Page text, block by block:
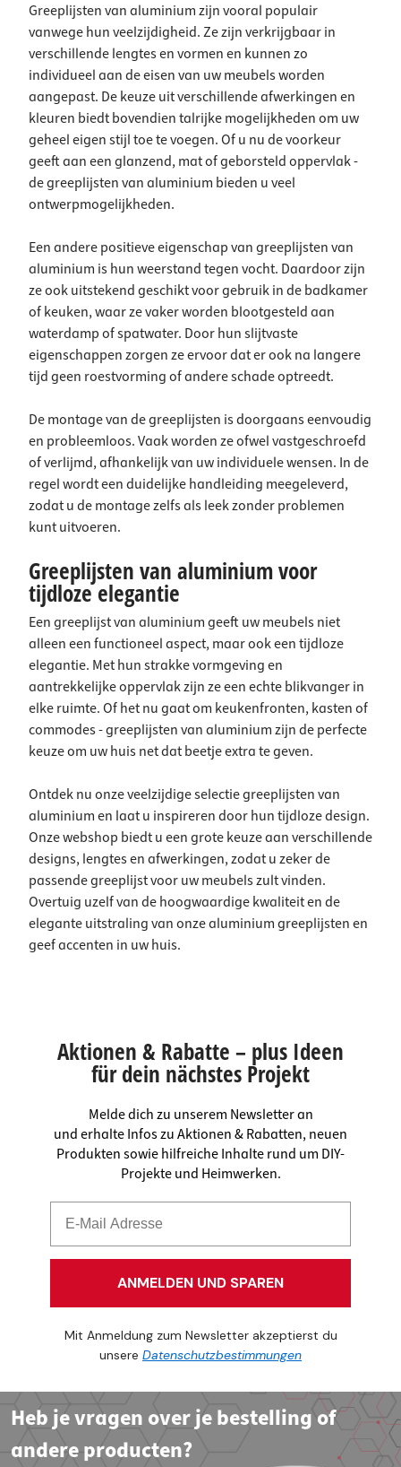
Greeplijsten van aluminium zijn vooral populair
vanwege hun veelzijdigheid. Ze zijn verkrijgbaar in
verschillende lengtes en vormen en kunnen zo
individueel aan de eisen van uw meubels worden
aangepast. De keuze uit verschillende afwerkingen en
kleuren biedt bovendien talrijke mogelijkheden om uw
geheel eigen stijl toe te voegen. Of u nu de voorkeur
geeft aan een glanzend, mat of geborsteld oppervlak -
de greeplijsten van aluminium bieden u veel
ontwerpmogelijkheden.
Een andere positieve eigenschap van greeplijsten van
aluminium is hun weerstand tegen vocht. Daardoor zijn
ze ook uitstekend geschikt voor gebruik in de badkamer
of keuken, waar ze vaker worden blootgesteld aan
waterdamp of spatwater. Door hun slijtvaste
eigenschappen zorgen ze ervoor dat er ook na langere
tijd geen roestvorming of andere schade optreedt.
De montage van de greeplijsten is doorgaans eenvoudig
en probleemloos. Vaak worden ze ofwel vastgeschroefd
of verlijmd, afhankelijk van uw individuele wensen. In de
regel wordt een duidelijke handleiding meegeleverd,
zodat u de montage zelfs als leek zonder problemen
kunt uitvoeren.
Greeplijsten van aluminium voor
tijdloze elegantie
Een greeplijst van aluminium geeft uw meubels niet
alleen een functioneel aspect, maar ook een tijdloze
elegantie. Met hun strakke vormgeving en
aantrekkelijke oppervlak zijn ze een echte blikvanger in
elke ruimte. Of het nu gaat om keukenfronten, kasten of
commodes - greeplijsten van aluminium zijn de perfecte
keuze om uw huis net dat beetje extra te geven.
Ontdek nu onze veelzijdige selectie greeplijsten van
aluminium en laat u inspireren door hun tijdloze design.
Onze webshop biedt u een grote keuze aan verschillende
designs, lengtes en afwerkingen, zodat u zeker de
passende greeplijst voor uw meubels zult vinden.
Overtuig uzelf van de hoogwaardige kwaliteit en de
elegante uitstraling van onze aluminium greeplijsten en
geef accenten in uw huis.
Aktionen & Rabatte – plus Ideen
für dein nächstes Projekt
Melde dich zu unserem Newsletter an
und erhalte Infos zu Aktionen & Rabatten, neuen
Produkten sowie hilfreiche Inhalte rund um DIY-
Projekte und Heimwerken.
ANMELDEN UND SPAREN
Mit Anmeldung zum Newsletter akzeptierst du
unsere Datenschutzbestimmungen
Heb je vragen over je bestelling of
andere producten?